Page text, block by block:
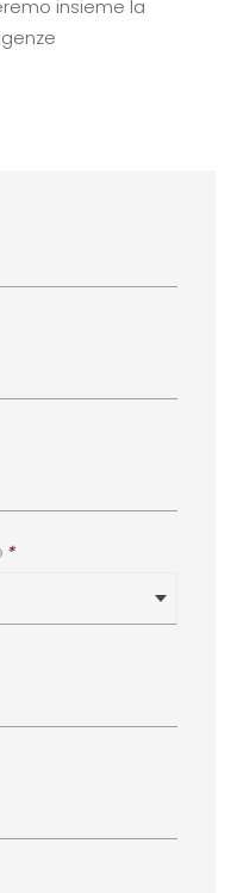
insieme la
*